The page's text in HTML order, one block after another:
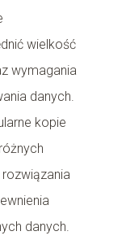
wielkość
wymagania
danych.
kopie
danych.